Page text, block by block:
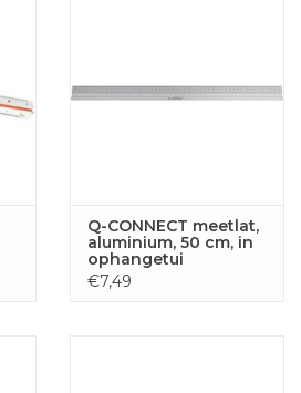
Q-CONNECT meetlat,
aluminium, 50 cm, in
ophangetui
€7,49